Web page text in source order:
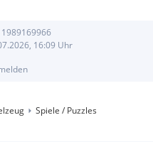
1989169966
16:09 Uhr
Spiele / Puzzles